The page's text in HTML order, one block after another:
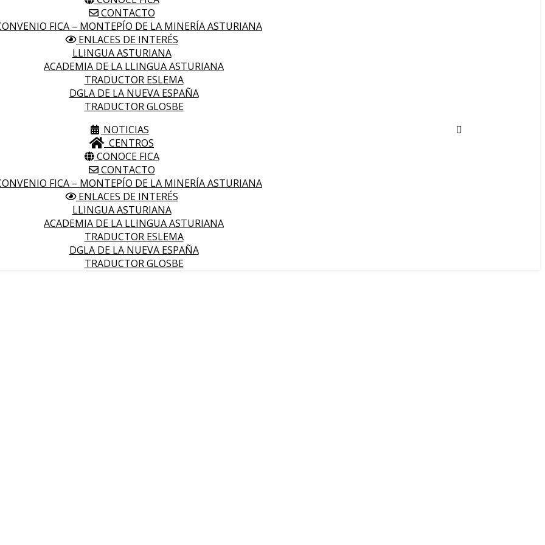
CONTACTO
FICA – MONTEPÍO DE LA MINERÍA ASTURIANA
ENLACES DE INTERÉS
LLINGUA ASTURIANA
ACADEMIA DE LA LLINGUA ASTURIANA
TRADUCTOR ESLEMA
DGLA DE LA NUEVA ESPAÑA
TRADUCTOR GLOSBE
NOTICIAS
CENTROS
CONOCE FICA
CONTACTO
FICA – MONTEPÍO DE LA MINERÍA ASTURIANA
ENLACES DE INTERÉS
LLINGUA ASTURIANA
ACADEMIA DE LA LLINGUA ASTURIANA
TRADUCTOR ESLEMA
DGLA DE LA NUEVA ESPAÑA
TRADUCTOR GLOSBE